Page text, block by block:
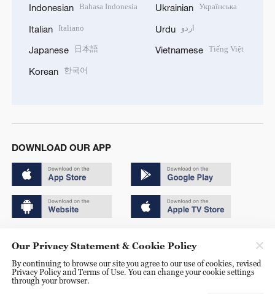
Indonesian Bahasa Indonesia
Italian Italiano
Japanese 日本語
Korean 한국어
Ukrainian Українська
Urdu اردو
Vietnamese Tiếng Việt
DOWNLOAD OUR APP
京ICP备20000184号
京公网安备 11010502050052号
Our Privacy Statement & Cookie Policy
By continuing to browse our site you agree to our use of cookies, revised
Privacy Policy and Terms of Use. You can change your cookie settings
through your browser.